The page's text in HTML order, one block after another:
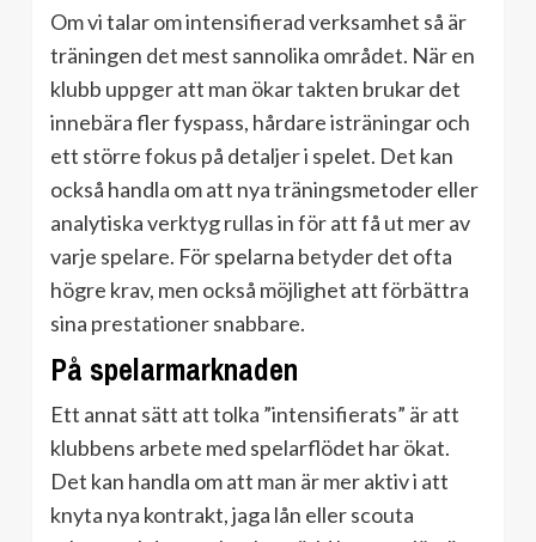
Om vi talar om intensifierad verksamhet så är
träningen det mest sannolika området. När en
klubb uppger att man ökar takten brukar det
innebära fler fyspass, hårdare isträningar och
ett större fokus på detaljer i spelet. Det kan
också handla om att nya träningsmetoder eller
analytiska verktyg rullas in för att få ut mer av
varje spelare. För spelarna betyder det ofta
högre krav, men också möjlighet att förbättra
sina prestationer snabbare.
På spelarmarknaden
Ett annat sätt att tolka ”intensifierats” är att
klubbens arbete med spelarflödet har ökat.
Det kan handla om att man är mer aktiv i att
knyta nya kontrakt, jaga lån eller scouta